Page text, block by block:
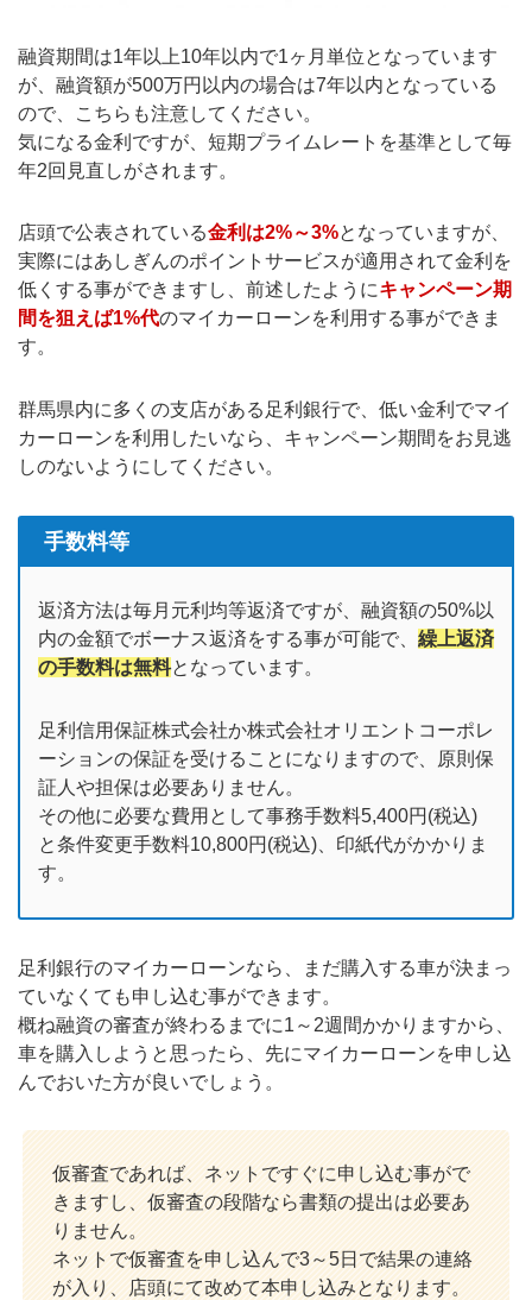
融資期間は1年以上10年以内で1ヶ月単位となっています
が、融資額が500万円以内の場合は7年以内となっている
ので、こちらも注意してください。
気になる金利ですが、短期プライムレートを基準として毎
年2回見直しがされます。
店頭で公表されている金利は2%～3%となっていますが、
実際にはあしぎんのポイントサービスが適用されて金利を
低くする事ができますし、前述したようにキャンペーン期
間を狙えば1%代のマイカーローンを利用する事ができま
す。
群馬県内に多くの支店がある足利銀行で、低い金利でマイ
カーローンを利用したいなら、キャンペーン期間をお見逃
しのないようにしてください。
手数料等
返済方法は毎月元利均等返済ですが、融資額の50%以
内の金額でボーナス返済をする事が可能で、 繰上返済
の手数料は無料となっています。
足利信用保証株式会社か株式会社オリエントコーポレ
ーションの保証を受けることになりますので、原則保
証人や担保は必要ありません。
その他に必要な費用として事務手数料5,400円(税込)
と条件変更手数料10,800円(税込)、印紙代がかかりま
す。
足利銀行のマイカーローンなら、まだ購入する車が決まっ
ていなくても申し込む事ができます。
概ね融資の審査が終わるまでに1～2週間かかりますから、
車を購入しようと思ったら、先にマイカーローンを申し込
んでおいた方が良いでしょう。
仮審査であれば、ネットですぐに申し込む事がで
きますし、仮審査の段階なら書類の提出は必要あ
りません。
ネットで仮審査を申し込んで3～5日で結果の連絡
が入り、店頭にて改めて本申し込みとなります。